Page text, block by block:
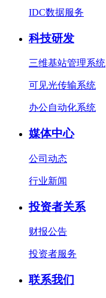
IDC数据服务
科技研发
三维基站管理系统
可见光传输系统
办公自动化系统
媒体中心
公司动态
行业新闻
投资者关系
财报公告
投资者服务
联系我们